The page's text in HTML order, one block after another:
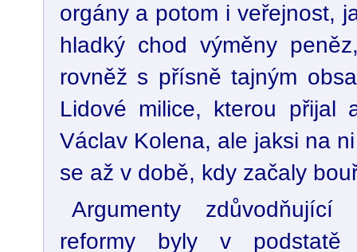
orgány a potom i veřejnost,
hladký chod výměny
rovněž s přísně tajným
Lidové milice, kterou přijal
Václav Kolena, ale jaksi na
se až v době, kdy začaly
Argumenty zdůvodňující
reformy byly v podstatě